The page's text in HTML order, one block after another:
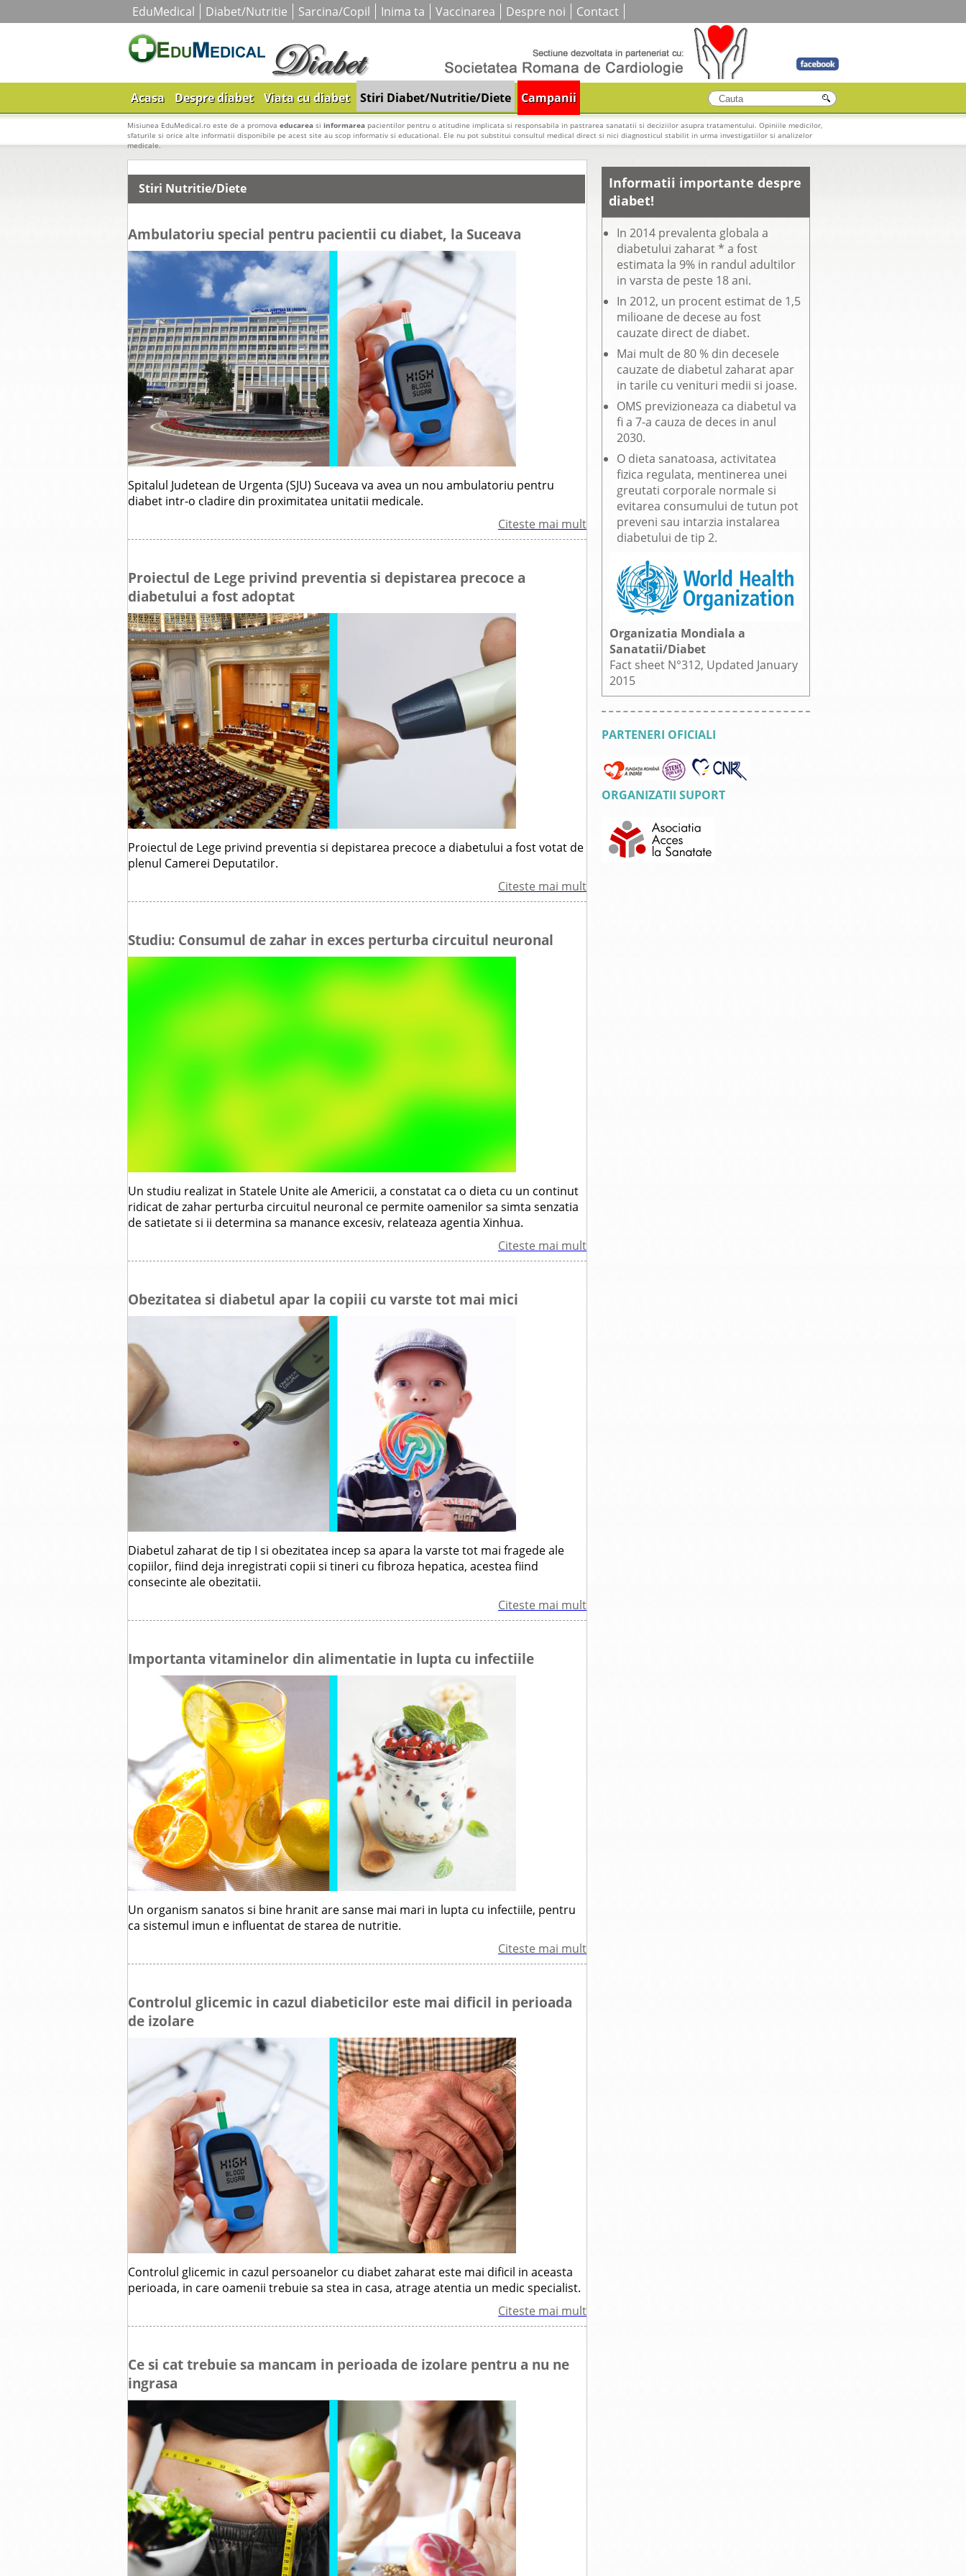
EduMedical Diabet/Nutritie Sarcina/Copil Inima ta Vaccinarea Despre noi Contact
Acasa Despre diabet Viata cu diabet Stiri Diabet/Nutritie/Diete Campanii
Misiunea EduMedical.ro este de a promova educarea si informarea pacientilor pentru o atitudine implicata si responsabila in pastrarea sanatatii si deciziilor asupra tratamentului. Opiniile medicilor,
sfaturile si orice alte informatii disponibile pe acest site au scop informativ si educational. Ele nu pot substitui consultul medical direct si nici diagnosticul stabilit in urma investigatiilor si analizelor
medicale.
Stiri Nutritie/Diete
Ambulatoriu special pentru pacientii cu diabet, la Suceava
Spitalul Judetean de Urgenta (SJU) Suceava va avea un nou ambulatoriu pentru
diabet intr-o cladire din proximitatea unitatii medicale.
Citeste mai mult
Proiectul de Lege privind preventia si depistarea precoce a
diabetului a fost adoptat
Proiectul de Lege privind preventia si depistarea precoce a diabetului a fost votat de
plenul Camerei Deputatilor.
Citeste mai mult
Studiu: Consumul de zahar in exces perturba circuitul neuronal
Un studiu realizat in Statele Unite ale Americii, a constatat ca o dieta cu un continut
ridicat de zahar perturba circuitul neuronal ce permite oamenilor sa simta senzatia
de satietate si ii determina sa manance excesiv, relateaza agentia Xinhua.
Citeste mai mult
Obezitatea si diabetul apar la copiii cu varste tot mai mici
Diabetul zaharat de tip I si obezitatea incep sa apara la varste tot mai fragede ale
copiilor, fiind deja inregistrati copii si tineri cu fibroza hepatica, acestea fiind
consecinte ale obezitatii.
Citeste mai mult
Importanta vitaminelor din alimentatie in lupta cu infectiile
Un organism sanatos si bine hranit are sanse mai mari in lupta cu infectiile, pentru
ca sistemul imun e influentat de starea de nutritie.
Citeste mai mult
Controlul glicemic in cazul diabeticilor este mai dificil in perioada
de izolare
Controlul glicemic in cazul persoanelor cu diabet zaharat este mai dificil in aceasta
perioada, in care oamenii trebuie sa stea in casa, atrage atentia un medic specialist.
Citeste mai mult
Ce si cat trebuie sa mancam in perioada de izolare pentru a nu ne
ingrasa
Informatii importante despre
diabet!
In 2014 prevalenta globala a
diabetului zaharat * a fost
estimata la 9% in randul adultilor
in varsta de peste 18 ani.
In 2012, un procent estimat de 1,5
milioane de decese au fost
cauzate direct de diabet.
Mai mult de 80 % din decesele
cauzate de diabetul zaharat apar
in tarile cu venituri medii si joase.
OMS previzioneaza ca diabetul va
fi a 7-a cauza de deces in anul
2030.
O dieta sanatoasa, activitatea
fizica regulata, mentinerea unei
greutati corporale normale si
evitarea consumului de tutun pot
preveni sau intarzia instalarea
diabetului de tip 2.
Organizatia Mondiala a
Sanatatii/Diabet
Fact sheet N°312, Updated January
2015
PARTENERI OFICIALI
ORGANIZATII SUPORT